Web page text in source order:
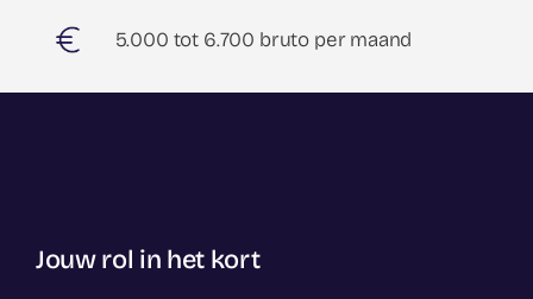
5.000 tot 6.700 bruto per maand
Jouw rol in het kort